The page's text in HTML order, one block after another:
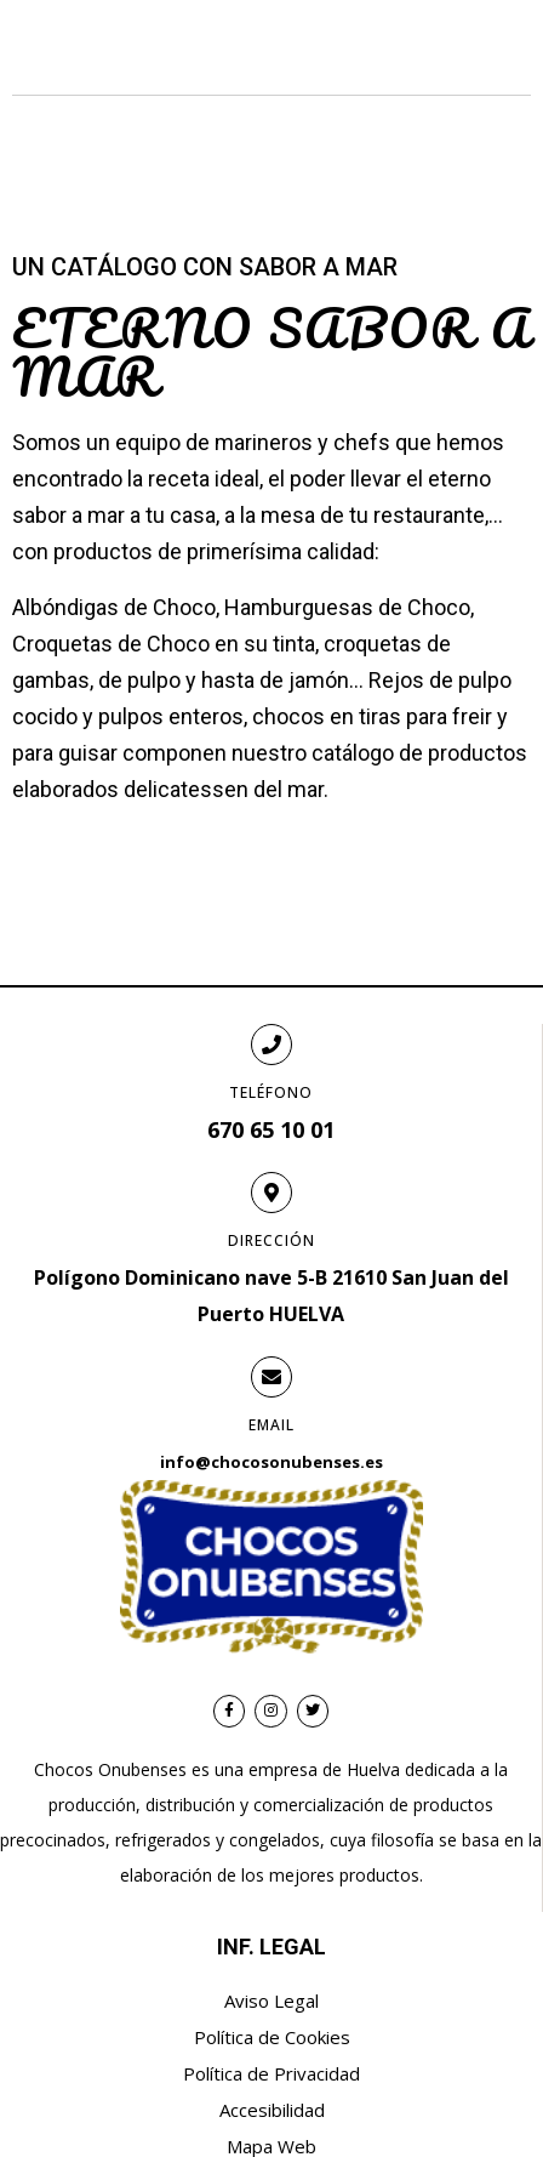
UN CATÁLOGO CON SABOR A MAR
ETERNO SABOR A
MAR
Somos un equipo de marineros y chefs que hemos
encontrado la receta ideal, el poder llevar el eterno
sabor a mar a tu casa, a la mesa de tu restaurante,…
con productos de primerísima calidad:
Albóndigas de Choco, Hamburguesas de Choco,
Croquetas de Choco en su tinta, croquetas de
gambas, de pulpo y hasta de jamón… Rejos de pulpo
cocido y pulpos enteros, chocos en tiras para freir y
para guisar componen nuestro catálogo de productos
elaborados delicatessen del mar.
TELÉFONO
670 65 10 01
DIRECCIÓN
Polígono Dominicano nave 5-B 21610 San Juan del
Puerto HUELVA
EMAIL
info@chocosonubenses.es
Chocos Onubenses es una empresa de Huelva dedicada a la
producción, distribución y comercialización de productos
precocinados, refrigerados y congelados, cuya filosofía se basa en la
elaboración de los mejores productos.
INF. LEGAL
Aviso Legal
Política de Cookies
Política de Privacidad
Accesibilidad
Mapa Web